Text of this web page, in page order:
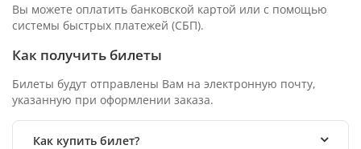
Вы можете оплатить банковской картой или с помощью
системы быстрых платежей (СБП).
Как получить билеты
Билеты будут отправлены Вам на электронную почту,
указанную при оформлении заказа.
Как купить билет?